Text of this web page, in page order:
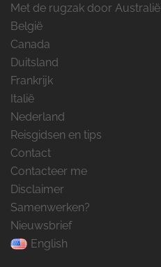
Met de rugzak door Australië
België
Canada
Duitsland
Frankrijk
Italië
Nederland
Reisgidsen en tips
Contact
Contacteer me
Disclaimer
Samenwerken?
Nieuwsbrief
English